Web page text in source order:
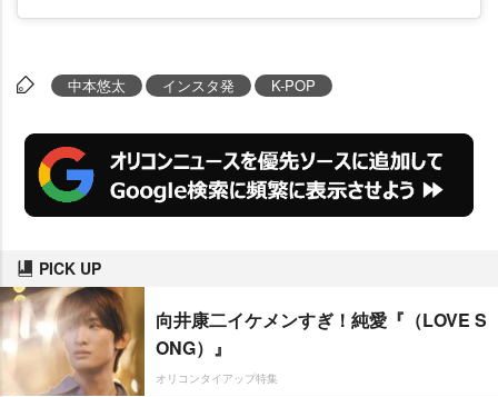
中本悠太 インスタ発 K-POP
PICK UP
向井康二イケメンすぎ！純愛『（LOVE S
ONG）』
オリコンタイアップ特集